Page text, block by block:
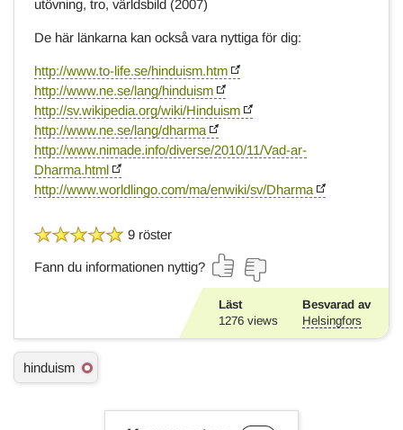
utövning, tro, världsbild (2007)
De här länkarna kan också vara nyttiga för dig:
http://www.to-life.se/hinduism.htm
http://www.ne.se/lang/hinduism
http://sv.wikipedia.org/wiki/Hinduism
http://www.ne.se/lang/dharma
http://www.nimade.info/diverse/2010/11/Vad-ar-
Dharma.html
http://www.worldlingo.com/ma/enwiki/sv/Dharma
9 röster
Fann du informationen nyttig?
Läst
1276 views
Besvarad av
Helsingfors
Ä
m
hinduism